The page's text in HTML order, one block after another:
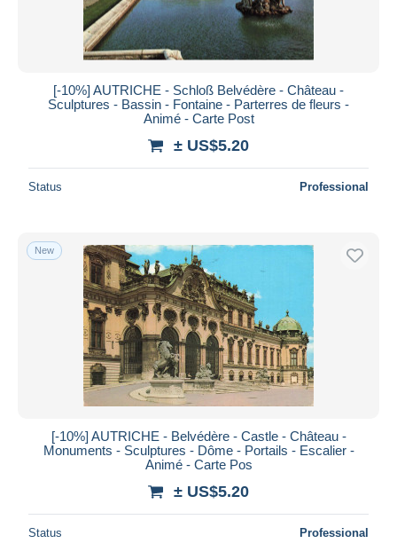
[-10%] AUTRICHE - Schloß Belvédère - Château -
Sculptures - Bassin - Fontaine - Parterres de fleurs -
Animé - Carte Post
± US$5.20
Status Professional
New
[-10%] AUTRICHE - Belvédère - Castle - Château -
Monuments - Sculptures - Dôme - Portails - Escalier -
Animé - Carte Pos
± US$5.20
Status Professional